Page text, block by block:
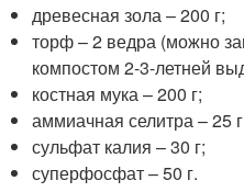
древесная зола – 200 г;
торф – 2 ведра (можно
компостом 2-3-летней
костная мука – 200 г;
аммиачная селитра – 25
сульфат калия – 30 г;
суперфосфат – 50 г.